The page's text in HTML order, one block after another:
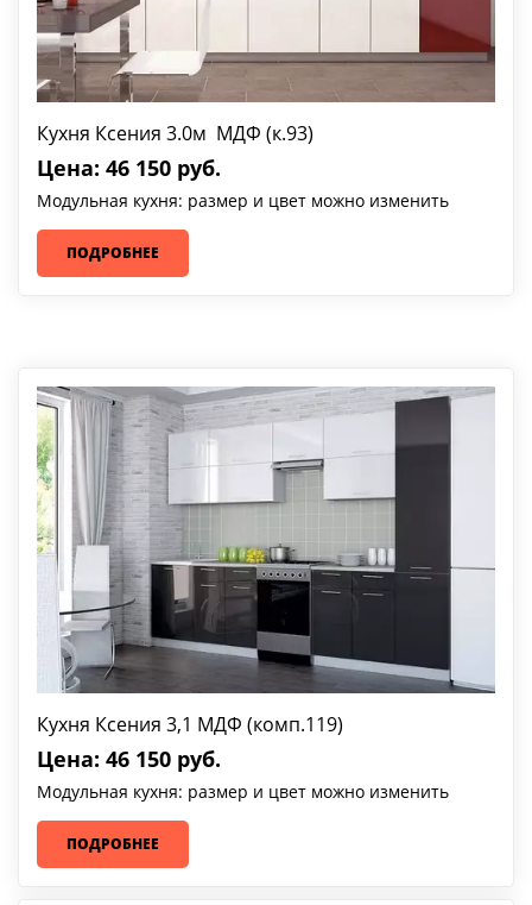
Кухня Ксения 3.0м МДФ (к.93)
Цена: 46 150 руб.
Модульная кухня: размер и цвет можно изменить
ПОДРОБНЕЕ
Кухня Ксения 3,1 МДФ (комп.119)
Цена: 46 150 руб.
Модульная кухня: размер и цвет можно изменить
ПОДРОБНЕЕ